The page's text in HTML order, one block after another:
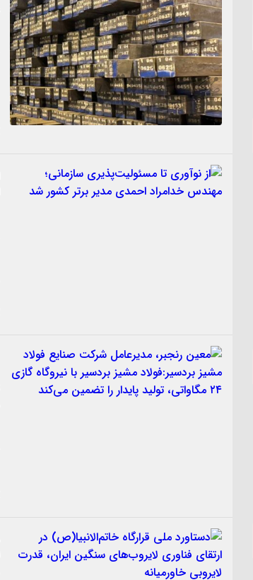
نماهنگ «جدایی» با نوای ابراهیم رهبر